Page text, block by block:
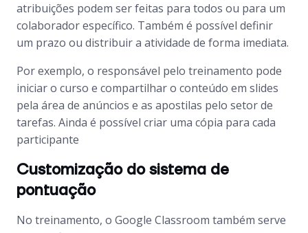
atribuições podem ser feitas para todos ou para um
colaborador específico. Também é possível definir
um prazo ou distribuir a atividade de forma imediata.
Por exemplo, o responsável pelo treinamento pode
iniciar o curso e compartilhar o conteúdo em slides
pela área de anúncios e as apostilas pelo setor de
tarefas. Ainda é possível criar uma cópia para cada
participante
Customização do sistema de
pontuação
No treinamento, o Google Classroom também serve